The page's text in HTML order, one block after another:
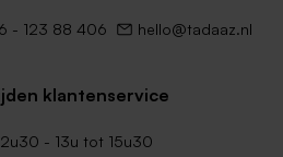
met puntklep
- 123 88 406 hello@tadaaz.nl
klantenservice
- 13u tot 15u30